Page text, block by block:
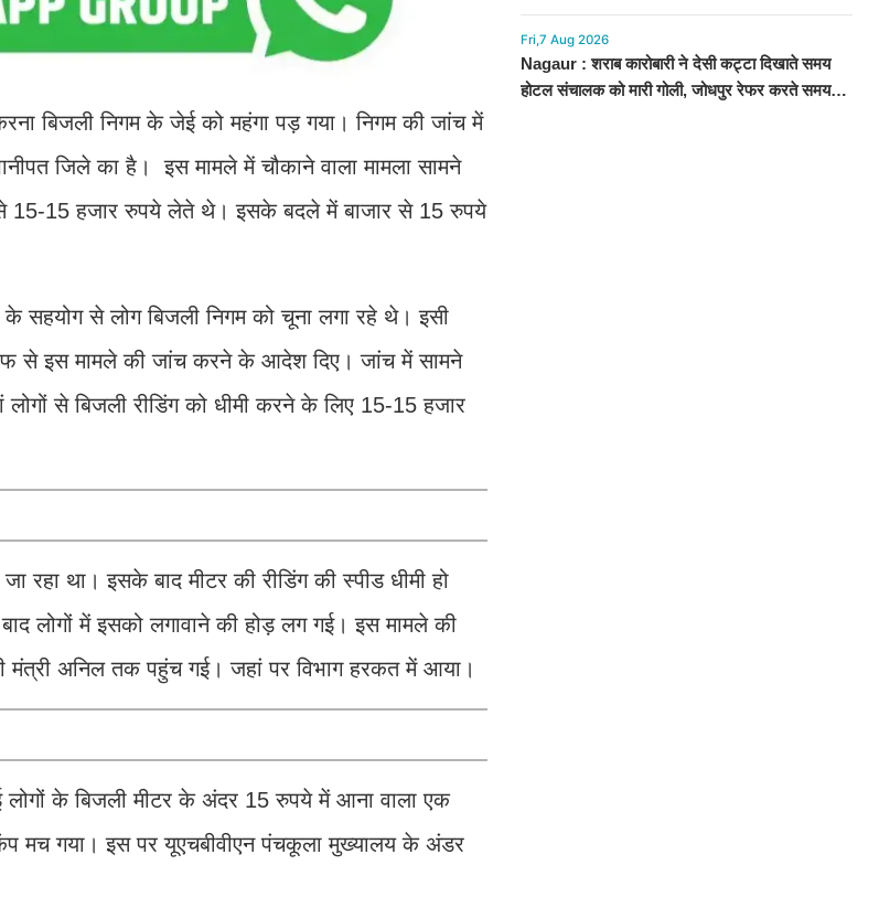
बिजली निगम के जेई को महंगा पड़ गया। निगम की जांच में
जिले का है। इस मामले में चौकाने वाला मामला सामने
से 15-15 हजार रुपये लेते थे। इसके बदले में बाजार से 15 रुपये
के सहयोग से लोग बिजली निगम को चूना लगा रहे थे। इसी
से इस मामले की जांच करने के आदेश दिए। जांच में सामने
से बिजली रीडिंग को धीमी करने के लिए 15-15 हजार
रहा था। इसके बाद मीटर की रीडिंग की स्पीड धीमी हो
लोगों में इसको लगावाने की होड़ लग गई। इस मामले की
मंत्री अनिल तक पहुंच गई। जहां पर विभाग हरकत में आया।
के बिजली मीटर के अंदर 15 रुपये में आना वाला एक
मच गया। इस पर यूएचबीवीएन पंचकूला मुख्यालय के अंडर
Fri,7 Aug 2026
Nagaur : शराब कारोबारी ने देसी कट्टा दिखाते समय
होटल संचालक को मारी गोली, जोधपुर रेफर करते समय